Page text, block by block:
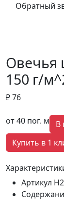
Обратный
Овечья
150 г/
₽ 76
от 40 пог. м
В
Купить в 1
Артикул